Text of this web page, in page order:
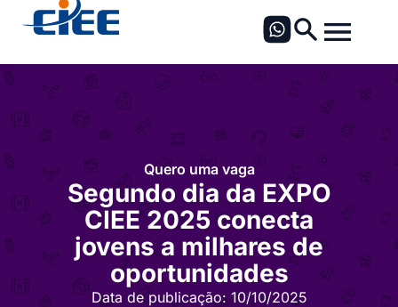
Quero uma vaga
Segundo dia da EXPO
CIEE 2025 conecta
jovens a milhares de
oportunidades
Data de publicação: 10/10/2025